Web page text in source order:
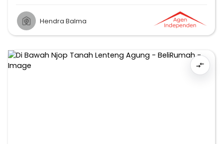
Hendra Balma